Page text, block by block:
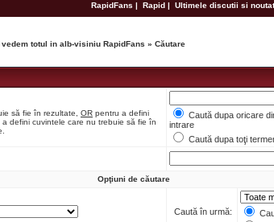
RapidFans | Rapid | Ultimele discutii si
totul in alb-visiniu RapidFans » Căutare
să fie în rezultate, OR pentru a defini
a defini cuvintele care nu trebuie să fie în
Caută dupa oricare
intrare
Caută dupa toţi
Opţiuni de căutare
Caută în urmă: